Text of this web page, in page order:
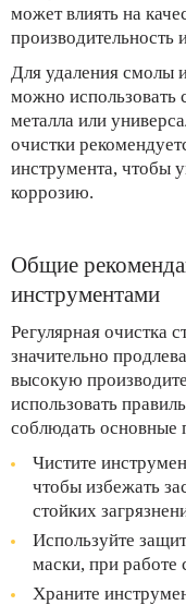
может влиять на
производительность
Для удаления смолы
можно использовать
металла или
очистки
инструмента, чтобы
коррозию.
Общие
инструментами
Регулярная очистка
значительно
высокую
использовать
соблюдать основные
Чистите
чтобы избежать
стойких
Используйте
маски, при работе
Храните